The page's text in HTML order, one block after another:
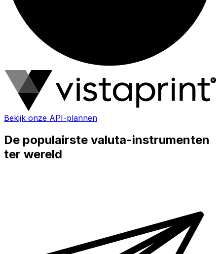
Bekijk onze API-plannen
De populairste valuta-instrumenten
ter wereld